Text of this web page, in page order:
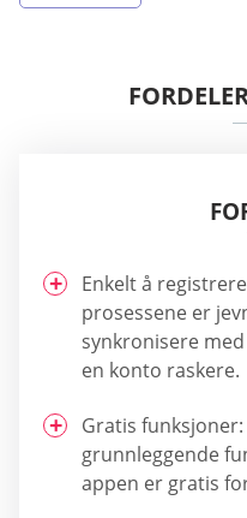
Enkelt å
prosessene er
synkronisere
en konto raskere.
Gratis
grunnleggende
appen er gratis